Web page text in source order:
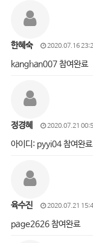
한혜숙 2020.07.16
kanghan007 참여완료
정경혜 2020.07.21
아이디: pyyi04 참여완료
육수진 2020.07.21
page2626 참여완료